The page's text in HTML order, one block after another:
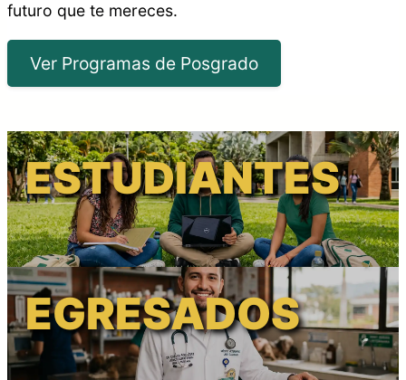
futuro que te mereces.
Ver Programas de Posgrado
ESTUDIANTES
EGRESADOS